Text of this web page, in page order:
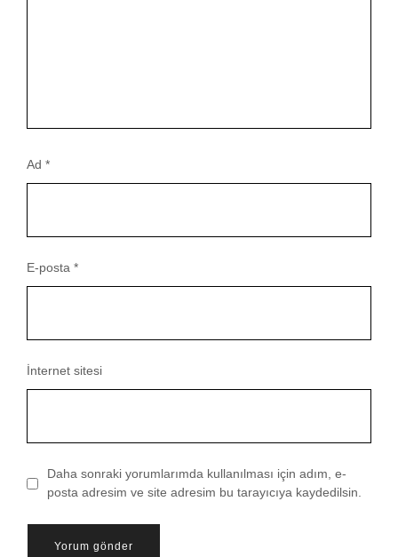
Ad *
E-posta *
İnternet sitesi
Daha sonraki yorumlarımda kullanılması için adım, e-
posta adresim ve site adresim bu tarayıcıya kaydedilsin.